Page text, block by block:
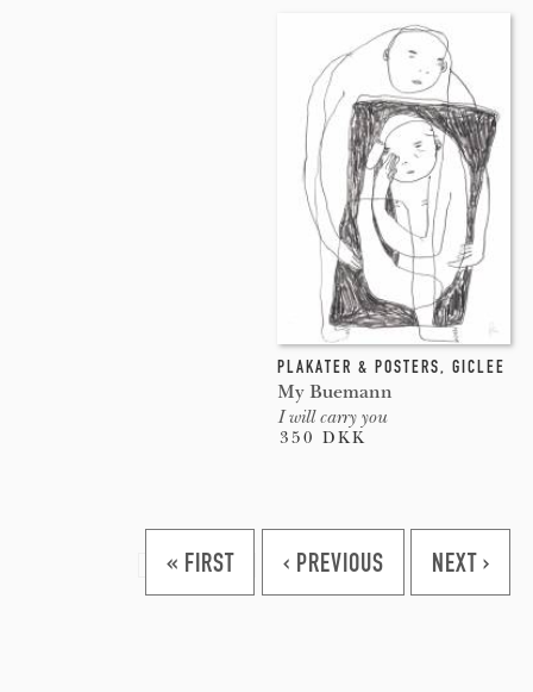
PLAKATER & POSTERS, GICLEE
My Buemann
I will carry you
350 DKK
« FIRST ‹ PREVIOUS NEXT ›